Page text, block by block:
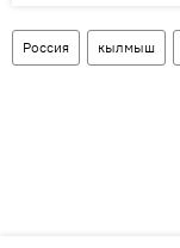
Россия кылмыш